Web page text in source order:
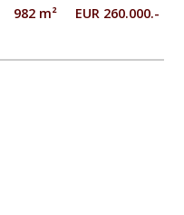
982 m² EUR 260.000.-